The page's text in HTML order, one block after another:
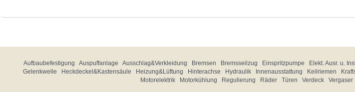
Aufbaubefestigung Auspuffanlage Ausschlag&Verkleidung Bremsen Bremsseilzug Einspritzpumpe Elekt. Ausr. u.
Gelenkwelle
Heckdeckel&Kastensäule Heizung&Lüftung Hinterachse Hydraulik Innenausstattung Keilriemen
Motorelektrik
Motorkühlung Regulierung Räder Türen Verdeck Vergaser